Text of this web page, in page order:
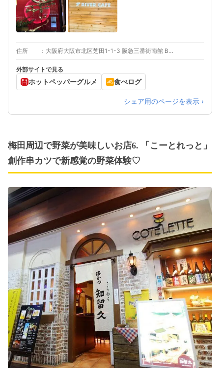
住所 大阪府大阪市北区芝田1-1-3 阪急三番街南館 B2F
外部サイトで見る
ホットペッパーグルメ 食べログ
シェア用のページを表示 ›
梅田周辺で野菜が美味しいお店6. 「こーとれっと」
創作串カツで新感覚の野菜体験♡